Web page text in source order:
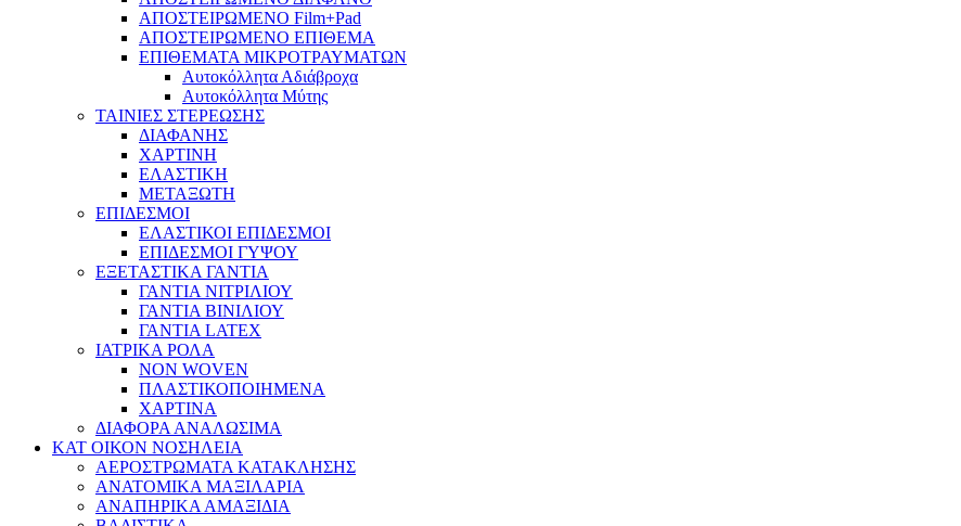
ΑΠΟΣΤΕΙΡΩΜΕΝΟ Film+Pad
ΑΠΟΣΤΕΙΡΩΜΕΝΟ ΕΠΙΘΕΜΑ
ΕΠΙΘΕΜΑΤΑ ΜΙΚΡΟΤΡΑΥΜΑΤΩΝ
Αυτοκόλλητα Αδιάβροχα
Αυτοκόλλητα Μύτης
ΤΑΙΝΙΕΣ ΣΤΕΡΕΩΣΗΣ
ΔΙΑΦΑΝΗΣ
ΧΑΡΤΙΝΗ
ΕΛΑΣΤΙΚΗ
ΜΕΤΑΞΩΤΗ
ΕΠΙΔΕΣΜΟΙ
ΕΛΑΣΤΙΚΟΙ ΕΠΙΔΕΣΜΟΙ
ΕΠΙΔΕΣΜΟΙ ΓΥΨΟΥ
ΕΞΕΤΑΣΤΙΚΑ ΓΑΝΤΙΑ
ΓΑΝΤΙΑ ΝΙΤΡΙΛΙΟΥ
ΓΑΝΤΙΑ ΒΙΝΙΛΙΟΥ
ΓΑΝΤΙΑ LATEX
ΙΑΤΡΙΚΑ ΡΟΛΑ
NON WOVEN
ΠΛΑΣΤΙΚΟΠΟΙΗΜΕΝΑ
ΧΑΡΤΙΝΑ
ΔΙΑΦΟΡΑ ΑΝΑΛΩΣΙΜΑ
ΚΑΤ ΟΙΚΟΝ ΝΟΣΗΛΕΙΑ
ΑΕΡΟΣΤΡΩΜΑΤΑ ΚΑΤΑΚΛΗΣΗΣ
ΑΝΑΤΟΜΙΚΑ ΜΑΞΙΛΑΡΙΑ
ΑΝΑΠΗΡΙΚΑ ΑΜΑΞΙΔΙΑ